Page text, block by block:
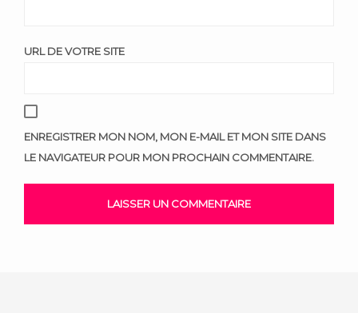
URL DE VOTRE SITE
ENREGISTRER MON NOM, MON E-MAIL ET MON SITE DANS
LE NAVIGATEUR POUR MON PROCHAIN COMMENTAIRE.